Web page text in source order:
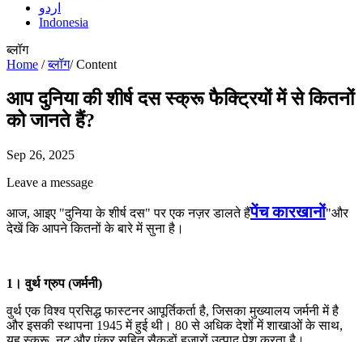
اردو
Indonesia
ब्लॉग
Home /ब्लॉग/Content
आप दुनिया की शीर्ष दस स्क्रू फैक्ट्रियों में से कितनों
को जानते हैं?
Sep 26, 2025
Leave a message
आज, आइए "दुनिया के शीर्ष दस" पर एक नज़र डालते हैंपेंच कारखानों"और
देखें कि आपने कितनों के बारे में सुना है।
1। वुर्थ ग्रुप (जर्मनी)
वुर्थ एक विश्व प्रसिद्ध फास्टनर आपूर्तिकर्ता है, जिसका मुख्यालय जर्मनी में है
और इसकी स्थापना 1945 में हुई थी। 80 से अधिक देशों में शाखाओं के साथ,